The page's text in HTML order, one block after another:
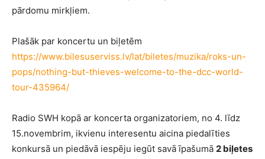
pārdomu mirkļiem.
Plašāk par koncertu un biļetēm
https://www.bilesuserviss.lv/lat/biletes/muzika/roks-un-
pops/nothing-but-thieves-welcome-to-the-dcc-world-
tour-435964/
Radio SWH kopā ar koncerta organizatoriem, no 4. līdz
15.novembrim, ikvienu interesentu aicina piedalīties
konkursā un piedāvā iespēju iegūt savā īpašumā 2 biļetes